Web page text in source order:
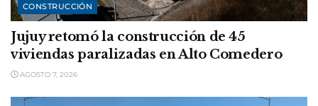
CONSTRUCCIÓN
Jujuy retomó la construcción de 45
viviendas paralizadas en Alto Comedero
AGOSTO 7, 2026